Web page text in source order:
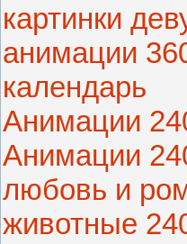
картинки
анимации
календарь
Анимации
Анимации
любовь и
животные